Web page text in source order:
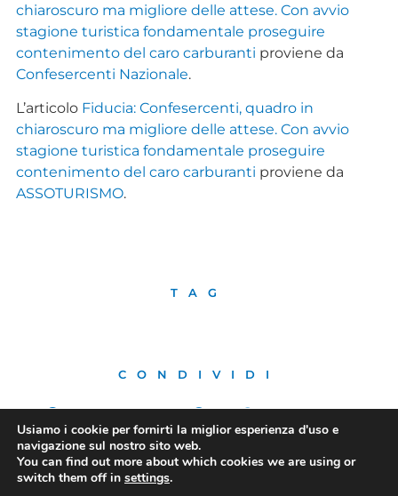
chiaroscuro ma migliore delle attese. Con avvio
stagione turistica fondamentale proseguire
contenimento del caro carburanti proviene da
Confesercenti Nazionale.
L’articolo Fiducia: Confesercenti, quadro in
chiaroscuro ma migliore delle attese. Con avvio
stagione turistica fondamentale proseguire
contenimento del caro carburanti proviene da
ASSOTURISMO.
TAG
CONDIVIDI
PRECEDENTE
Usiamo i cookie per fornirti la miglior esperienza d'uso e
navigazione sul nostro sito web.
You can find out more about which cookies we are using or
switch them off in settings.